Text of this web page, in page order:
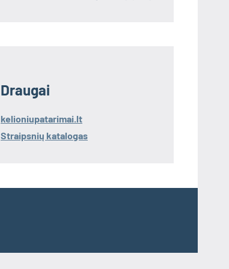
Draugai
kelioniupatarimai.lt
Straipsnių katalogas